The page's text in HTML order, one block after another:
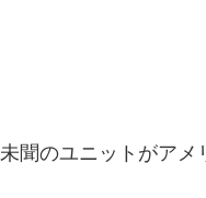
聞のユニットがア